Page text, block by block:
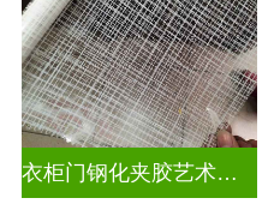
衣柜门钢化夹胶艺术玻璃